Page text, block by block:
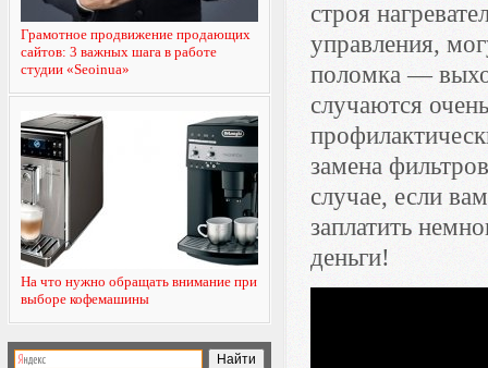
Грамотное продвижение продающих
сайтов: 3 важных шага в работе
студии «Seoinua»
На что нужно обращать внимание при
выборе кофемашины
строя
управления,
поломка —
случаются
замена
случае, если
заплатить
деньги!